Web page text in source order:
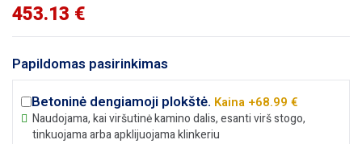
453.13 €
Papildomas pasirinkimas
Betoninė dengiamoji plokštė. Kaina +68.99 €
Naudojama, kai viršutinė kamino dalis, esanti virš stogo,
tinkuojama arba apklijuojama klinkeriu